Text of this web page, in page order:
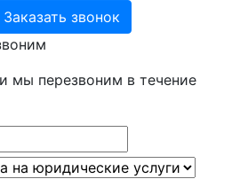
Заказать звонок
мы перезвоним в течение